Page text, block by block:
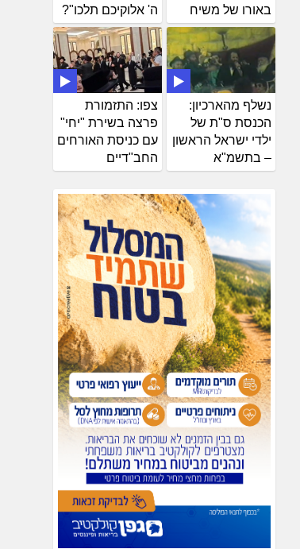
ה' אלוקיכם תלכו"?
באורו של משיח
צפו: התזמורת
פרצה בשירת "יחי"
עם כניסת האורחים
החב"דיים
נשלף מהארכיון:
הכנסת ס"ת של
ילדי ישראל הראשון
– בתשמ"א